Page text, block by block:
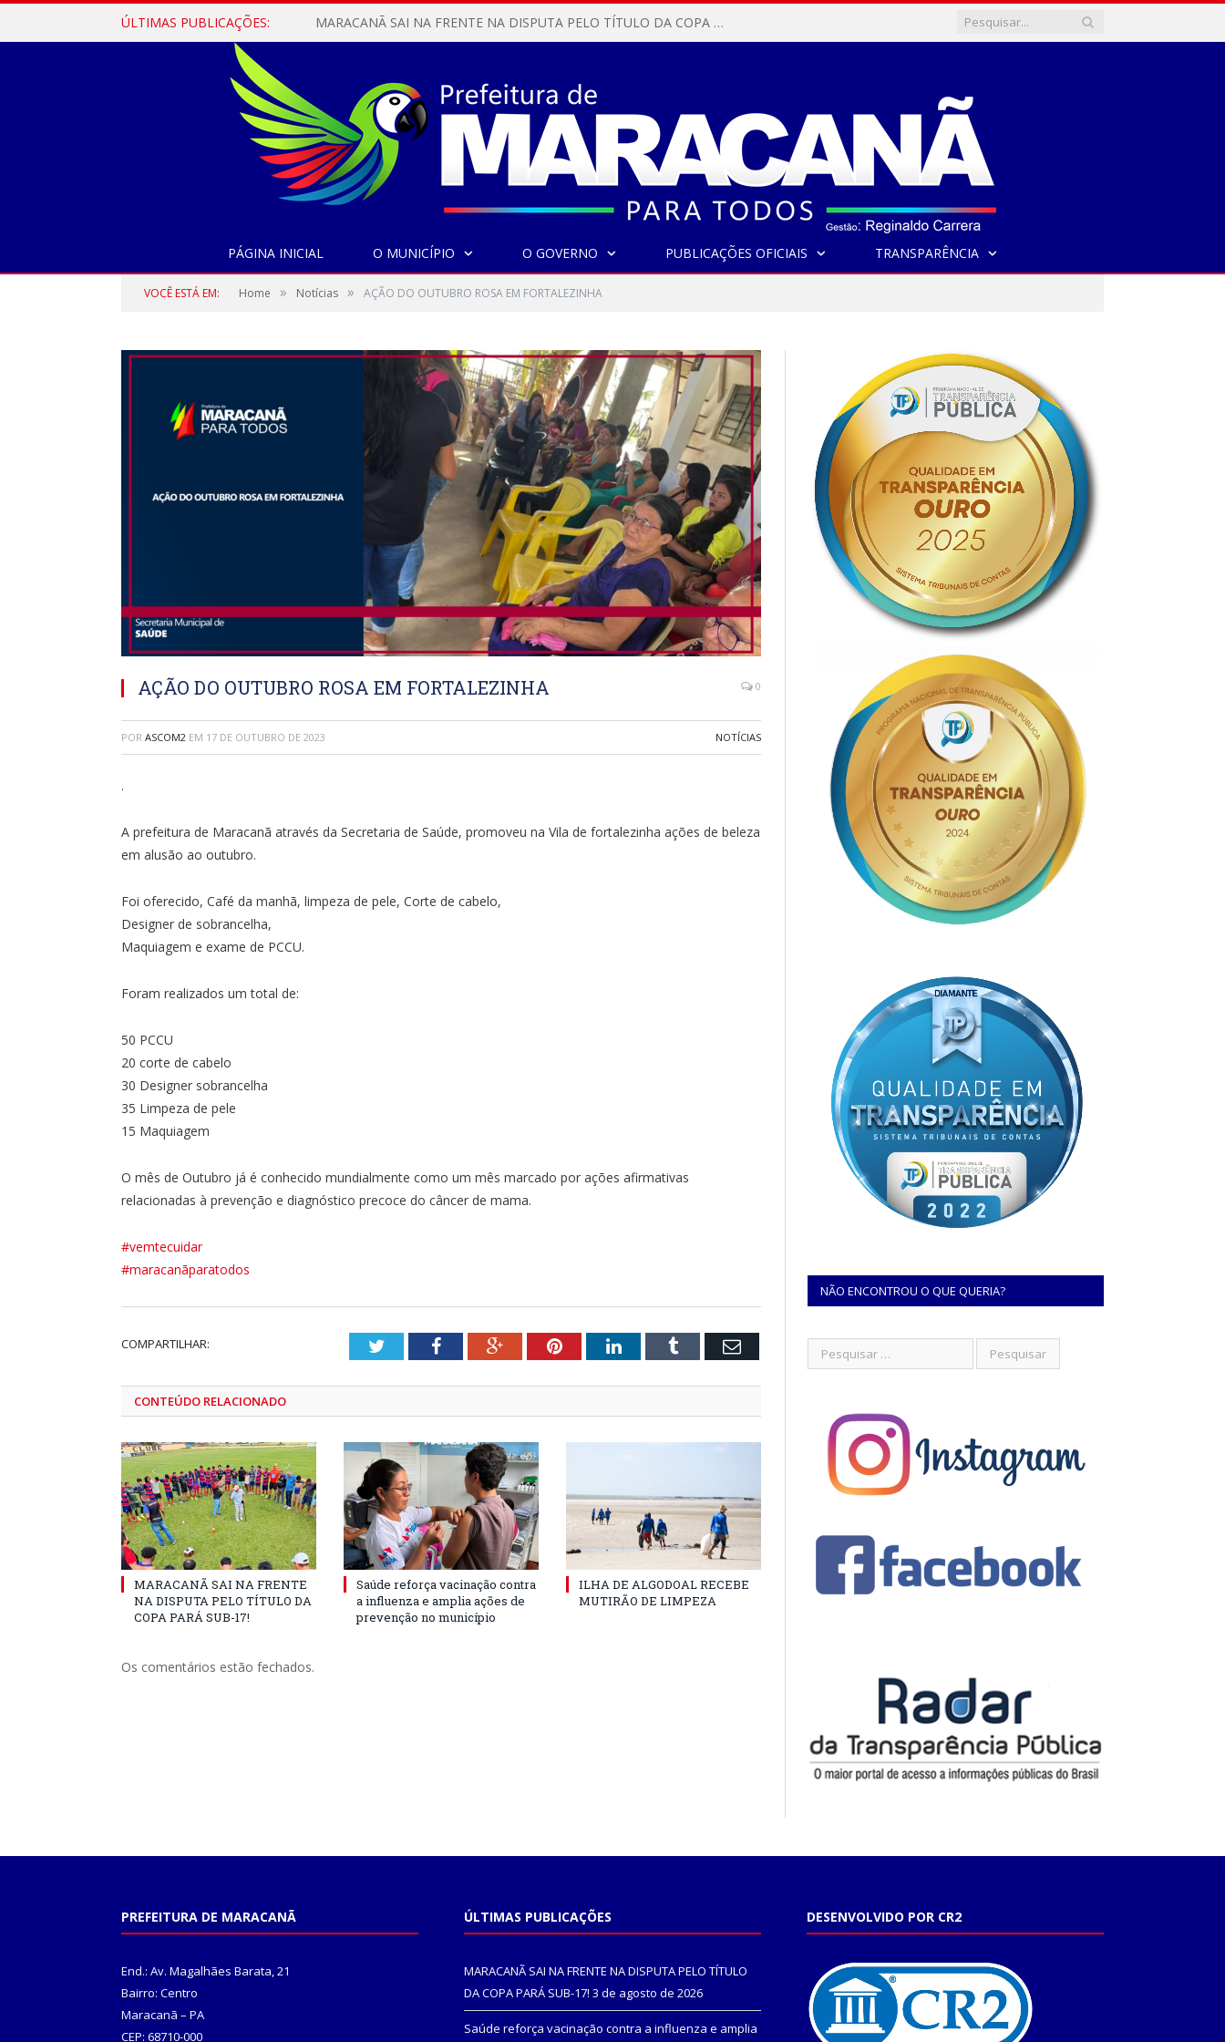
ÚLTIMAS PUBLICAÇÕES: MARACANÃ SAI NA FRENTE NA DISPUTA PELO TÍTULO DA COPA PARÁ SUB-17!
PÁGINA INICIAL O MUNICÍPIO O GOVERNO PUBLICAÇÕES OFICIAIS TRANSPARÊNCIA
VOCÊ ESTÁ EM: Home » Notícias » AÇÃO DO OUTUBRO ROSA EM FORTALEZINHA
AÇÃO DO OUTUBRO ROSA EM FORTALEZINHA 0
POR ASCOM2 EM 17 DE OUTUBRO DE 2023 NOTÍCIAS
.
A prefeitura de Maracanã através da Secretaria de Saúde, promoveu na Vila de fortalezinha ações de beleza
em alusão ao outubro.
Foi oferecido, Café da manhã, limpeza de pele, Corte de cabelo,
Designer de sobrancelha,
Maquiagem e exame de PCCU.
Foram realizados um total de:
50 PCCU
20 corte de cabelo
30 Designer sobrancelha
35 Limpeza de pele
15 Maquiagem
O mês de Outubro já é conhecido mundialmente como um mês marcado por ações afirmativas
relacionadas à prevenção e diagnóstico precoce do câncer de mama.
#vemtecuidar
#maracanãparatodos
COMPARTILHAR: TwitterFacebookGoogle+PinterestLinkedInTumblr Email
CONTEÚDO RELACIONADO
MARACANÃ SAI NA FRENTE
NA DISPUTA PELO TÍTULO DA
COPA PARÁ SUB-17!
Saúde reforça vacinação contra
a influenza e amplia ações de
prevenção no município
ILHA DE ALGODOAL RECEBE
MUTIRÃO DE LIMPEZA
Os comentários estão fechados.
NÃO ENCONTROU O QUE QUERIA?
PREFEITURA DE MARACANÃ
End.: Av. Magalhães Barata, 21
Bairro: Centro
Maracanã – PA
CEP: 68710-000
ÚLTIMAS PUBLICAÇÕES
MARACANÃ SAI NA FRENTE NA DISPUTA PELO TÍTULO
DA COPA PARÁ SUB-17! 3 de agosto de 2026
Saúde reforça vacinação contra a influenza e amplia
DESENVOLVIDO POR CR2